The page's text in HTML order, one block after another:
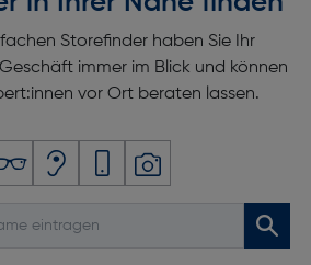
Storefinder haben Sie Ihr
immer im Blick und können
vor Ort beraten lassen.